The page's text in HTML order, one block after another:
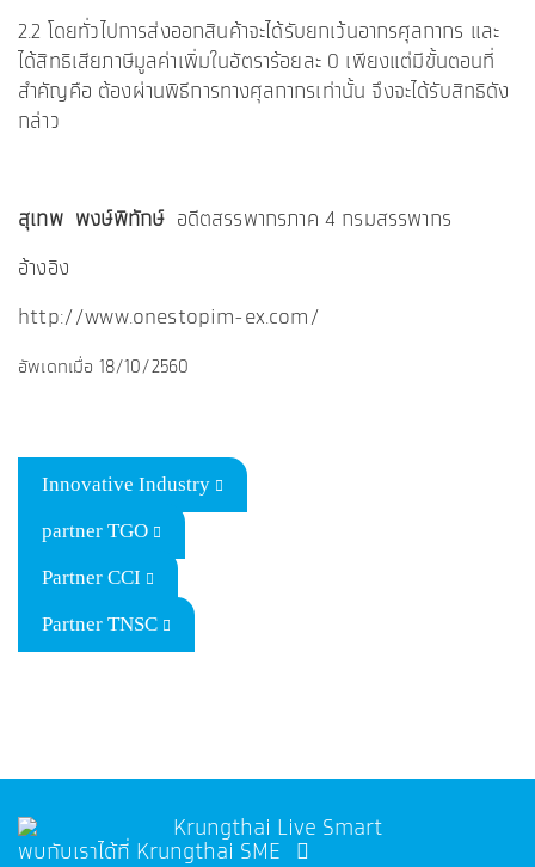
2.2 โดยทั่วไปการส่งออกสินค้าจะได้รับยกเว้นอากรศุลกากร และ
ได้สิทธิเสียภาษีมูลค่าเพิ่มในอัตราร้อยละ 0 เพียงแต่มีขั้นตอนที่
สำคัญคือ ต้องผ่านพิธีการทางศุลกากรเท่านั้น จึงจะได้รับสิทธิดัง
กล่าว
สุเทพ พงษ์พิทักษ์อดีตสรรพากรภาค 4 กรมสรรพากร
อ้างอิง
http://www.onestopim-ex.com/
อัพเดทเมื่อ 18/10/2560
Innovative Industry
partner TGO
Partner CCI
Partner TNSC
พบกับเราได้ที่ Krungthai SME